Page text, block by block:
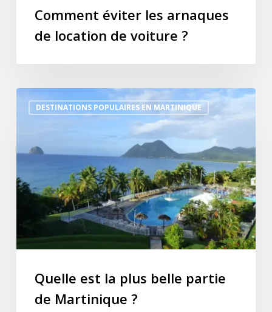
Comment éviter les arnaques
de location de voiture ?
DESTINATIONS POPULAIRES EN MARTINIQUE
Quelle
partie
de
Martinique
Quelle est la plus belle partie
de Martinique ?